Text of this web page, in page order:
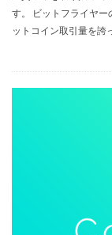
す。 ビットフライヤ
ットコイン取引量を誇